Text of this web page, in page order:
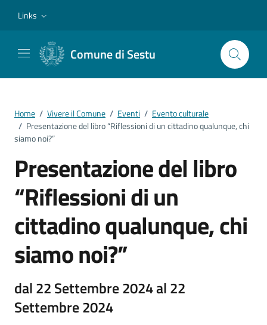
Links
Comune di Sestu
Home / Vivere il Comune / Eventi / Evento culturale
/ Presentazione del libro “Riflessioni di un cittadino qualunque, chi
siamo noi?”
Presentazione del libro
“Riflessioni di un
cittadino qualunque, chi
siamo noi?”
dal 22 Settembre 2024 al 22
Settembre 2024